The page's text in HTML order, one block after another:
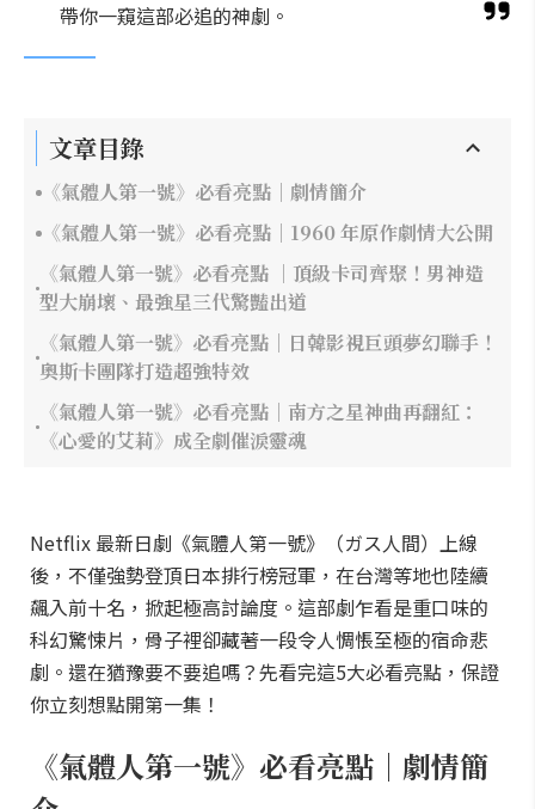
帶你一窺這部必追的神劇。
文章目錄
《氣體人第一號》必看亮點｜劇情簡介
《氣體人第一號》必看亮點｜1960 年原作劇情大公開
《氣體人第一號》必看亮點 ｜頂級卡司齊聚！男神造
型大崩壞、最強星三代驚豔出道
《氣體人第一號》必看亮點｜日韓影視巨頭夢幻聯手！
奧斯卡團隊打造超強特效
《氣體人第一號》必看亮點｜南方之星神曲再翻紅：
《心愛的艾莉》成全劇催淚靈魂
Netflix 最新日劇《氣體人第一號》（ガス人間）上線
後，不僅強勢登頂日本排行榜冠軍，在台灣等地也陸續
飆入前十名，掀起極高討論度。這部劇乍看是重口味的
科幻驚悚片，骨子裡卻藏著一段令人惆悵至極的宿命悲
劇。還在猶豫要不要追嗎？先看完這5大必看亮點，保證
你立刻想點開第一集！
《氣體人第一號》必看亮點｜劇情簡